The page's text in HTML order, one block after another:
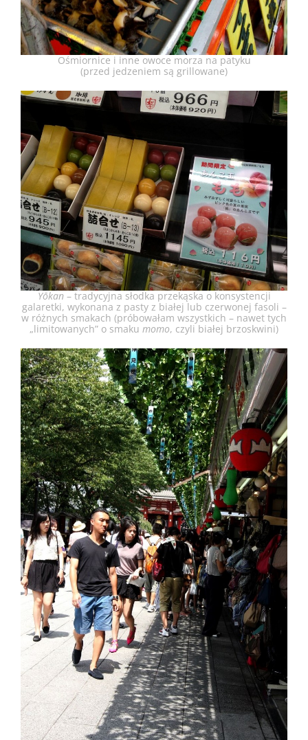
Ośmiornice i inne owoce morza na patyku
(przed jedzeniem są grillowane)
Yōkan – tradycyjna słodka przekąska o konsystencji
galaretki, wykonana z pasty z białej lub czerwonej fasoli –
w różnych smakach (próbowałam wszystkich – nawet tych
„limitowanych” o smaku momo, czyli białej brzoskwini)